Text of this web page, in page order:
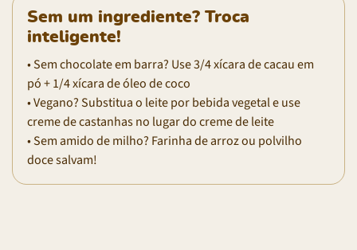
Sem um ingrediente? Troca
inteligente!
• Sem chocolate em barra? Use 3/4 xícara de cacau em
pó + 1/4 xícara de óleo de coco
• Vegano? Substitua o leite por bebida vegetal e use
creme de castanhas no lugar do creme de leite
• Sem amido de milho? Farinha de arroz ou polvilho
doce salvam!